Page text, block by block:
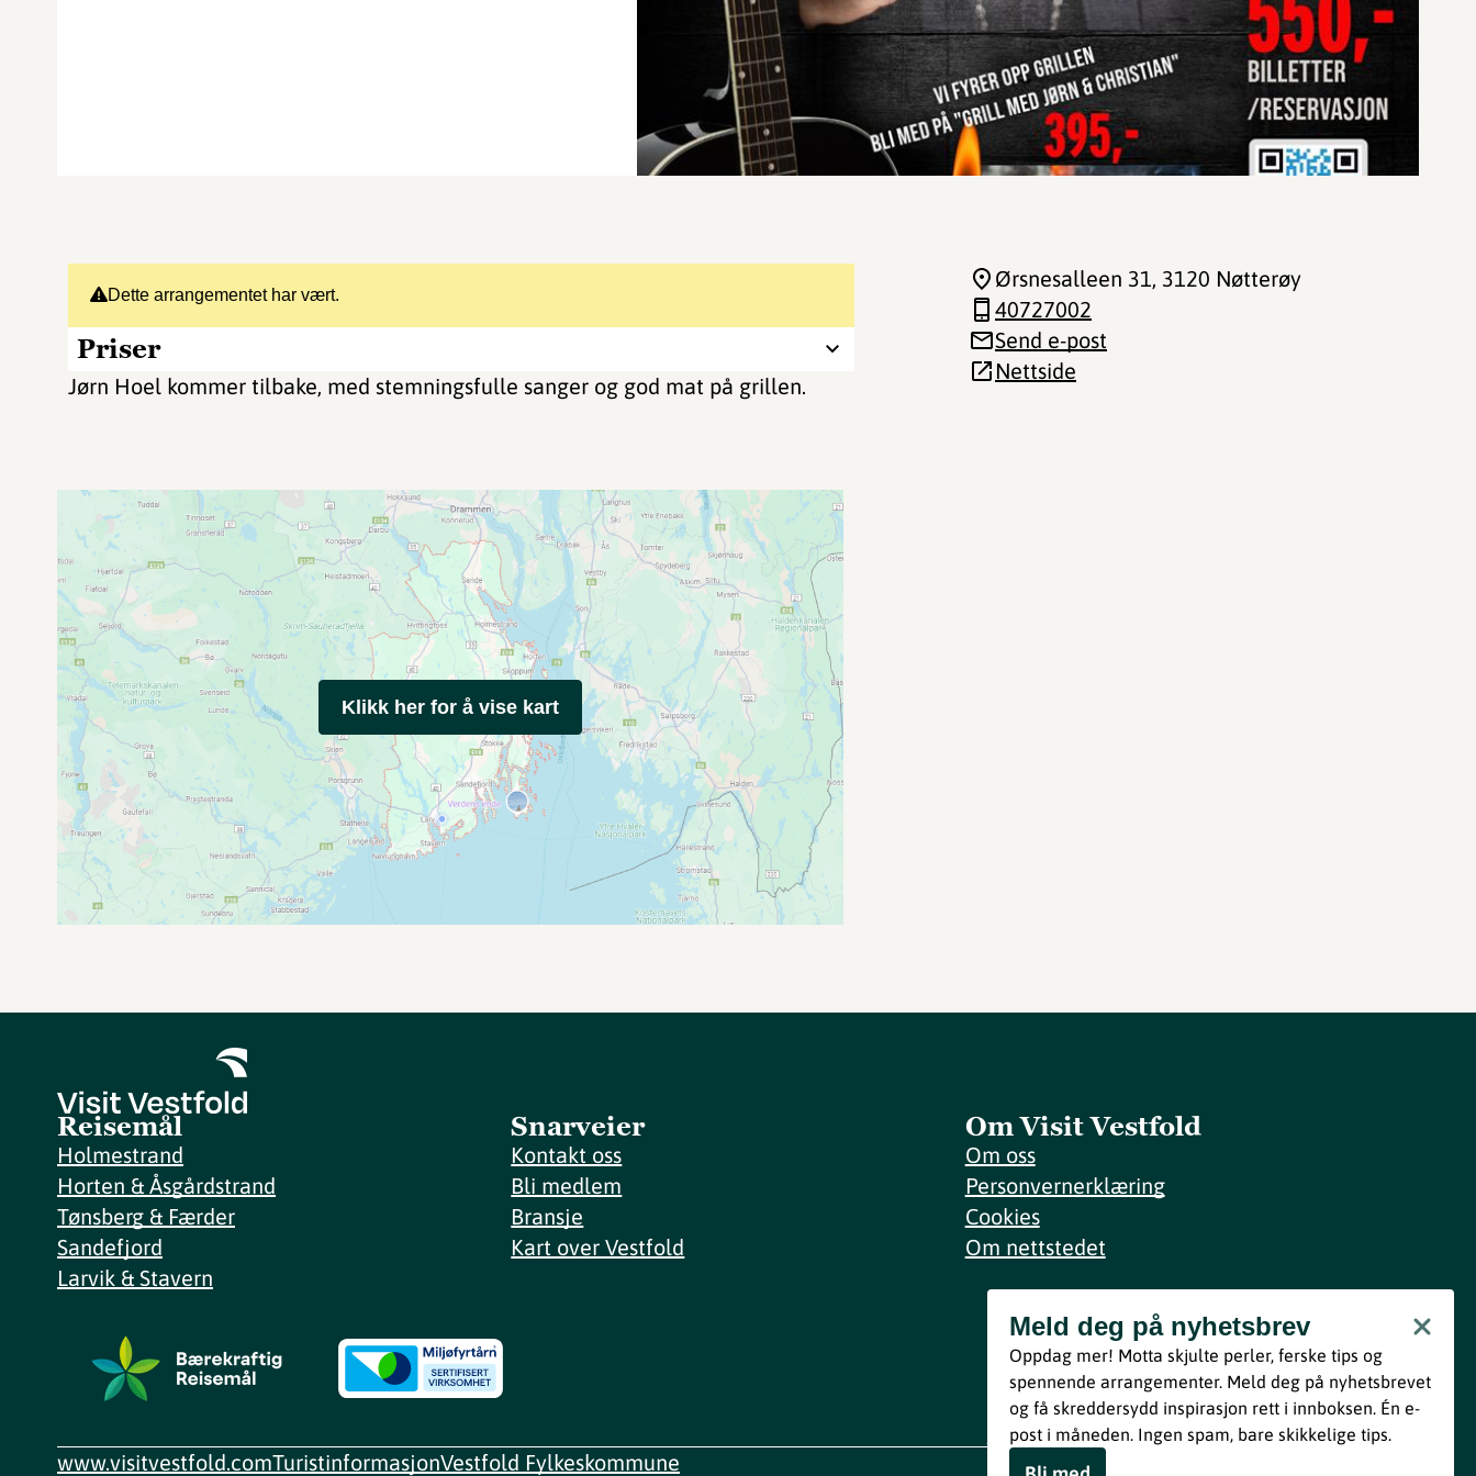
Dette arrangementet har vært.
Priser
Jørn Hoel kommer tilbake, med stemningsfulle sanger og god mat på grillen.
Ørsnesalleen 31, 3120 Nøtterøy
40727002
Send e-post
Nettside
Klikk her for å vise kart
Reisemål
Holmestrand
Horten & Åsgårdstrand
Tønsberg & Færder
Sandefjord
Larvik & Stavern
Snarveier
Kontakt oss
Bli medlem
Bransje
Kart over Vestfold
Om Visit Vestfold
Om oss
Personvernerklæring
Cookies
Om nettstedet
Meld deg på nyhetsbrev
Bli med
Ved å melde deg inn godtar du våre vilkår i henhold til vår
personvernerklæring.
Meld deg på nyhetsbrev
Oppdag mer! Motta skjulte perler, ferske tips og
spennende arrangementer. Meld deg på nyhetsbrevet
og få skreddersydd inspirasjon rett i innboksen. Én e-
post i måneden. Ingen spam, bare skikkelige tips.
www.visitvestfold.comTuristinformasjonVestfold Fylkeskommune